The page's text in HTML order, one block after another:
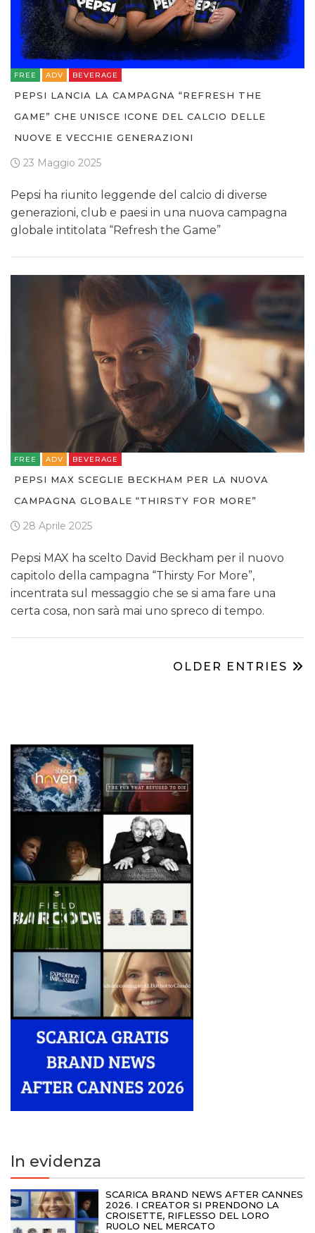
FREE ADV BEVERAGE
PEPSI LANCIA LA CAMPAGNA “REFRESH THE
GAME” CHE UNISCE ICONE DEL CALCIO DELLE
NUOVE E VECCHIE GENERAZIONI
23 Maggio 2025
Pepsi ha riunito leggende del calcio di diverse
generazioni, club e paesi in una nuova campagna
globale intitolata “Refresh the Game”
FREE ADV BEVERAGE
PEPSI MAX SCEGLIE BECKHAM PER LA NUOVA
CAMPAGNA GLOBALE “THIRSTY FOR MORE”
28 Aprile 2025
Pepsi MAX ha scelto David Beckham per il nuovo
capitolo della campagna “Thirsty For More”,
incentrata sul messaggio che se si ama fare una
certa cosa, non sarà mai uno spreco di tempo.
OLDER ENTRIES
In evidenza
SCARICA BRAND NEWS AFTER CANNES
2026. I CREATOR SI PRENDONO LA
CROISETTE, RIFLESSO DEL LORO
RUOLO NEL MERCATO